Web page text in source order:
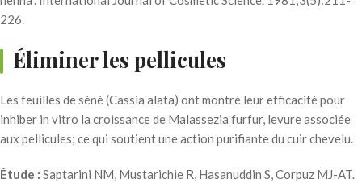
226.
Éliminer les pellicules
Les feuilles de séné (Cassia alata) ont montré leur efficacité pour
inhiber in vitro la croissance de Malassezia furfur, levure associée
aux pellicules; ce qui soutient une action purifiante du cuir chevelu.
Étude : Saptarini NM, Mustarichie R, Hasanuddin S, Corpuz MJ-AT.